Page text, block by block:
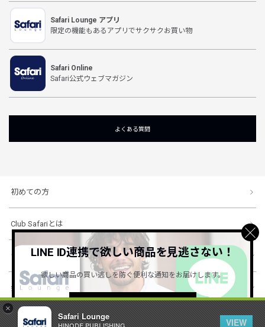
×
Safari Lounge
VIEW
Safari Lounge アプリ
限定の機能もあるアプリでサクサクお買い物
Safari Online
Safari公式ウェブマガジン
よくある質問
初めての方
Club Safariとは
ショッピングガイド
会社概要・規約
LINE ID連携で欲しい商品を見逃さない！
欲しい商品の買い逃しを防ぐ便利な通知をお届けします。
詳しくはこちら ＞